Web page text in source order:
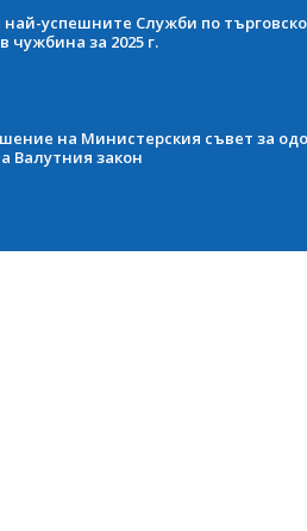
успешните Служби по
чужбина за 2025 г.
на Министерския съвет за
Валутния закон